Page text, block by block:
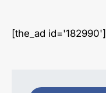
[the_ad id='182990']